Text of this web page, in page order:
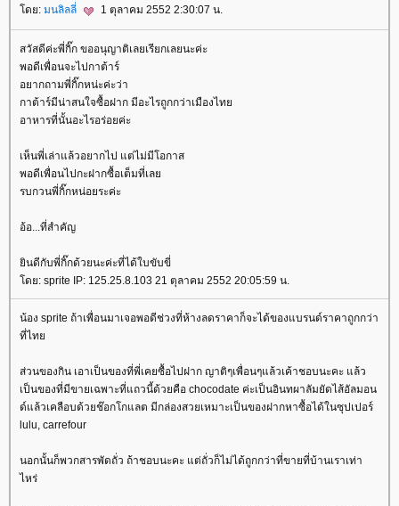
ดย: มนลิลลี่ 1 ตุลาคม 2552 2:30:07 น.
สวัสดีค่ะพี่กิ๊ก ขออนุญาติเลยเรียกเลยนะค่ะ
พอดีเพื่อนจะไปกาต้าร์
อยากถามพี่กิ๊กหน่ะค่ะว่า
กาต้าร์มีน่าสนใจซื้อฝาก มีอะไรถูกกว่าเมืองไท
อาหารที่นั้นอะไรอร่อยค่ะ
เห็นพี่เล่าแล้วอยากไป แต่ไม่มีโอกาส
พอดีเพื่อนไปกะฝากซื้อเต็มที่เล
รบกวนพี่กิ๊กหน่อยระค่ะ
อ้อ...ที่สำคัญ
ินดีกับพี่กิ๊กด้วยนะค่ะที่ได้ใบขับขี่
ดย: sprite IP: 125.25.8.103 21 ตุลาคม 2552 20:05:59 น.
น้อง sprite ถ้าเพื่อนมาเจอพอดีช่วงที่ห้างลดราคาก็จะได้ของแบรนด์ราคาถูกกว่า
ที่ไท
ส่วนของกิน เอาเป็นของที่พี่เคยซื้อไปฝาก ญาติๆเพื่อนๆแล้วเค้าชอบนะคะ แล้ว
เป็นของที่มีขายเฉพาะที่แถวนี้ด้วยคือ chocodate ค่ะเป็นอินทผาลัมยัดไส้อัลมอน
ด์แล้วเคลือบด้วยช๊อกโกแลต มีกล่องสวยเหมาะเป็นของฝากหาซื้อได้ในซุปเปอร์
lulu, carrefour
นอกนั้นก็พวกสารพัดถั่ว ถ้าชอบนะคะ แต่ถั่วก็ไม่ได้ถูกกว่าที่ขายที่บ้านเราเท่า
ไหร่